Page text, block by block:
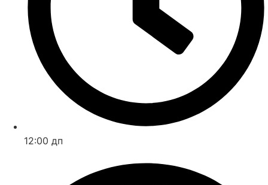
12:00 дп